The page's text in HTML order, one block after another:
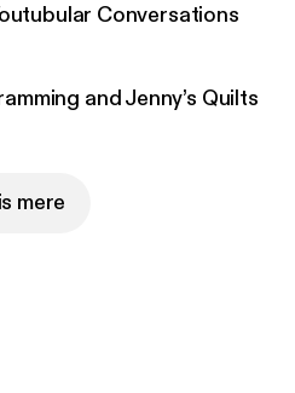
Conversations
and Jenny’s Quilts
mere